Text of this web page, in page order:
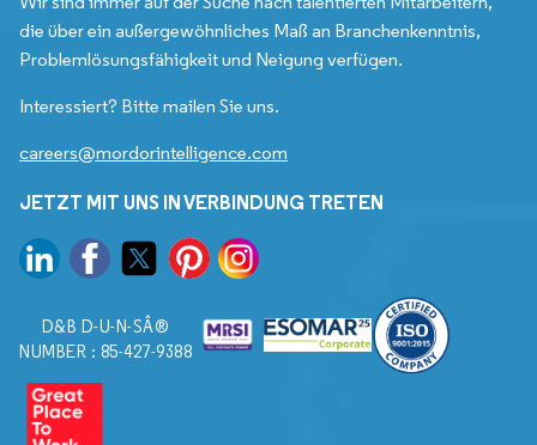
die über ein außergewöhnliches Maß an Branchenkenntnis,
Problemlösungsfähigkeit und Neigung verfügen.
Interessiert? Bitte mailen Sie uns.
careers@mordorintelligence.com
JETZT MIT UNS IN VERBINDUNG TRETEN
D&B D-U-N-SÂ®
NUMBER : 85-427-9388